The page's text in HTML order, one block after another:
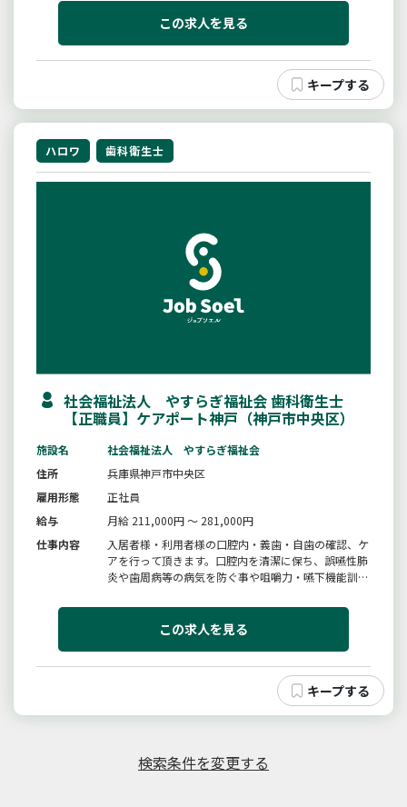
菌システムも徹底しており清潔な医院です。・感染症
対策も万全です。＊保育園併設（スタッフ用・患者様
この求人を見る
ハロワ 歯科衛生士
社会福祉法人 やすらぎ福祉会 歯科衛生士
【正職員】ケアポート神戸（神戸市中央区）
施設名
社会福祉法人 やすらぎ福祉会
住所
兵庫県神戸市中央区
雇用形態
正社員
給与
月給 211,000円 ～ 281,000円
仕事内容
入居者様・利用者様の口腔内・義歯・自歯の確認、ケ
アを行って頂きます。口腔内を清潔に保ち、誤嚥性肺
炎や歯周病等の病気を防ぐ事や咀嚼力・嚥下機能訓練
上がられる事にご尽力下さい。また、介護職員への口
腔ケアの指導・講習を行っていただくことも業務の一
この求人を見る
検索条件を変更する